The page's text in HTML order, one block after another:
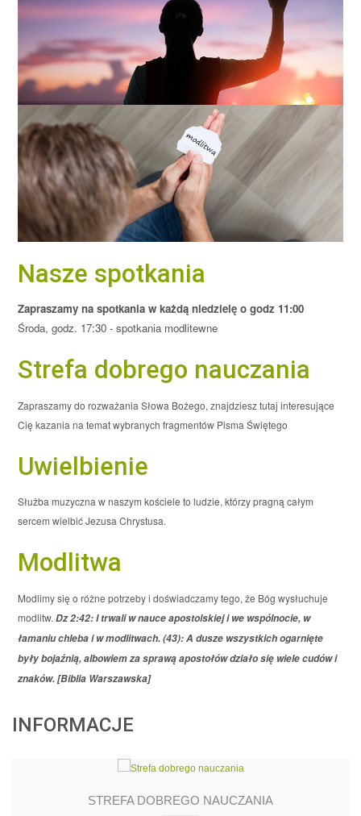
Nasze spotkania
Zapraszamy na spotkania w każdą niedzielę o godz 11:00
Środa, godz. 17:30 - spotkania modlitewne
Strefa dobrego nauczania
Zapraszamy do rozważania Słowa Bożego, znajdziesz tutaj interesujące
Cię kazania na temat wybranych fragmentów Pisma Świętego
Uwielbienie
Służba muzyczna w naszym kościele to ludzie, którzy pragną całym
sercem wielbić Jezusa Chrystusa.
Modlitwa
Modlimy się o różne potrzeby i doświadczamy tego, że Bóg wysłuchuje
modlitw. Dz 2:42: I trwali w nauce apostolskiej i we wspólnocie, w
łamaniu chleba i w modlitwach. (43): A dusze wszystkich ogarnięte
były bojaźnią, albowiem za sprawą apostołów działo się wiele cudów i
znaków. [Biblia Warszawska]
INFORMACJE
STREFA DOBREGO NAUCZANIA